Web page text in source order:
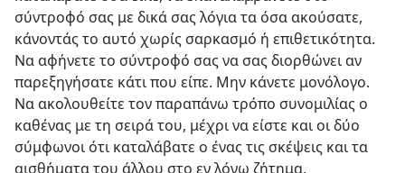
σύντροφό σας με δικά σας λόγια τα όσα ακούσατε,
κάνοντάς το αυτό χωρίς σαρκασμό ή επιθετικότητα.
Να αφήνετε το σύντροφό σας να σας διορθώνει αν
παρεξηγήσατε κάτι που είπε. Μην κάνετε μονόλογο.
Να ακολουθείτε τον παραπάνω τρόπο συνομιλίας ο
καθένας με τη σειρά του, μέχρι να είστε και οι δύο
σύμφωνοι ότι καταλάβατε ο ένας τις σκέψεις και τα
αισθήματα του άλλου στο εν λόγω ζήτημα.